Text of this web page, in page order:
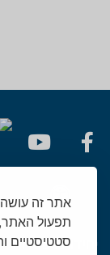
תפעול האתר,
סטטיסטיים
יחידות רפואיות